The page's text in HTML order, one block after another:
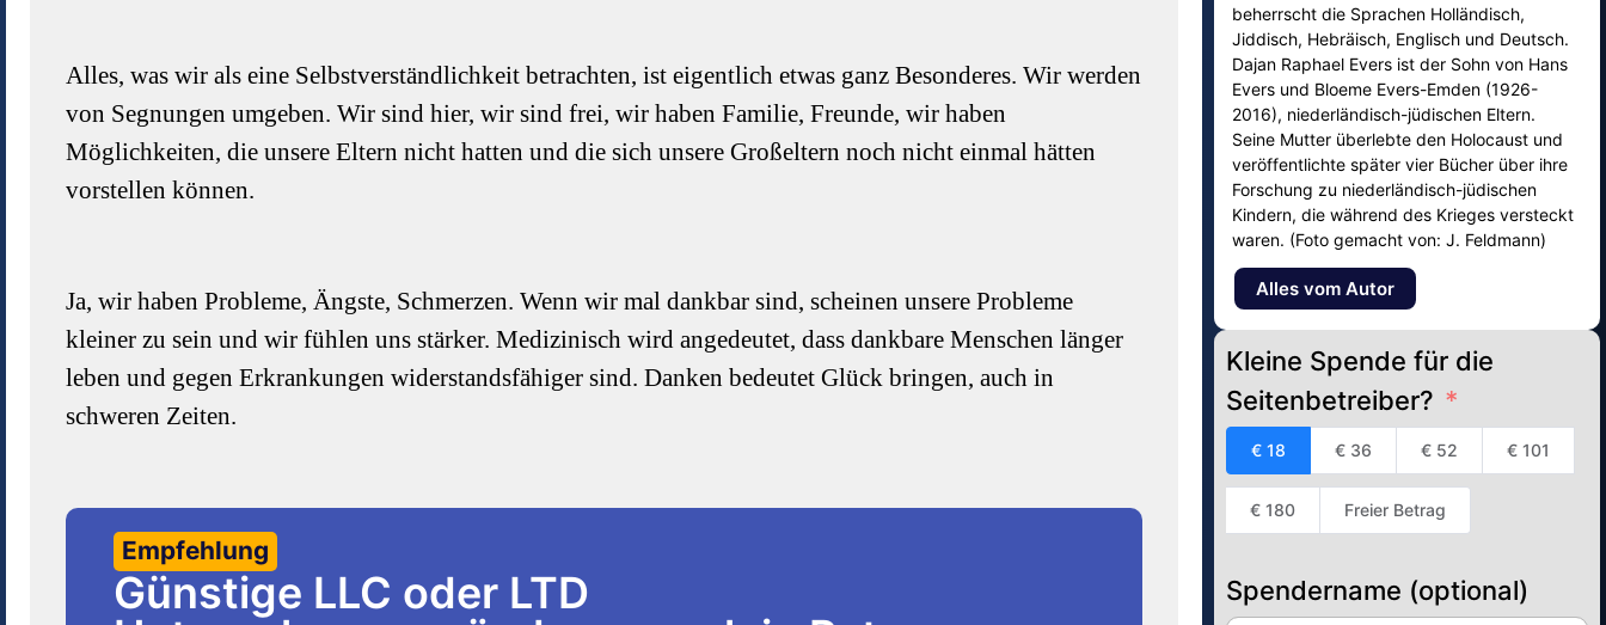
Alles, was wir als eine Selbstverständlichkeit betrachten, ist eigentlich etwas ganz Besonderes. Wir werden
von Segnungen umgeben. Wir sind hier, wir sind frei, wir haben Familie, Freunde, wir haben
Möglichkeiten, die unsere Eltern nicht hatten und die sich unsere Großeltern noch nicht einmal hätten
vorstellen können.
Ja, wir haben Probleme, Ängste, Schmerzen. Wenn wir mal dankbar sind, scheinen unsere Probleme
kleiner zu sein und wir fühlen uns stärker. Medizinisch wird angedeutet, dass dankbare Menschen länger
leben und gegen Erkrankungen widerstandsfähiger sind. Danken bedeutet Glück bringen, auch in
schweren Zeiten.
Empfehlung
Günstige LLC oder LTD
beherrscht die Sprachen Holländisch,
Jiddisch, Hebräisch, Englisch und Deutsch.
Dajan Raphael Evers ist der Sohn von Hans
Evers und Bloeme Evers-Emden (1926-
2016), niederländisch-jüdischen Eltern.
Seine Mutter überlebte den Holocaust und
veröffentlichte später vier Bücher über ihre
Forschung zu niederländisch-jüdischen
Kindern, die während des Krieges versteckt
waren. (Foto gemacht von: J. Feldmann)
Alles vom Autor
Kleine Spende für die
Seitenbetreiber?
€ 18 € 36 € 52 € 101
€ 180 Freier Betrag
Spendername (optional)